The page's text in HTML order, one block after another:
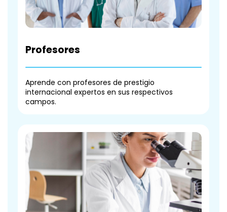
Profesores
Aprende con profesores de prestigio
internacional expertos en sus respectivos
campos.